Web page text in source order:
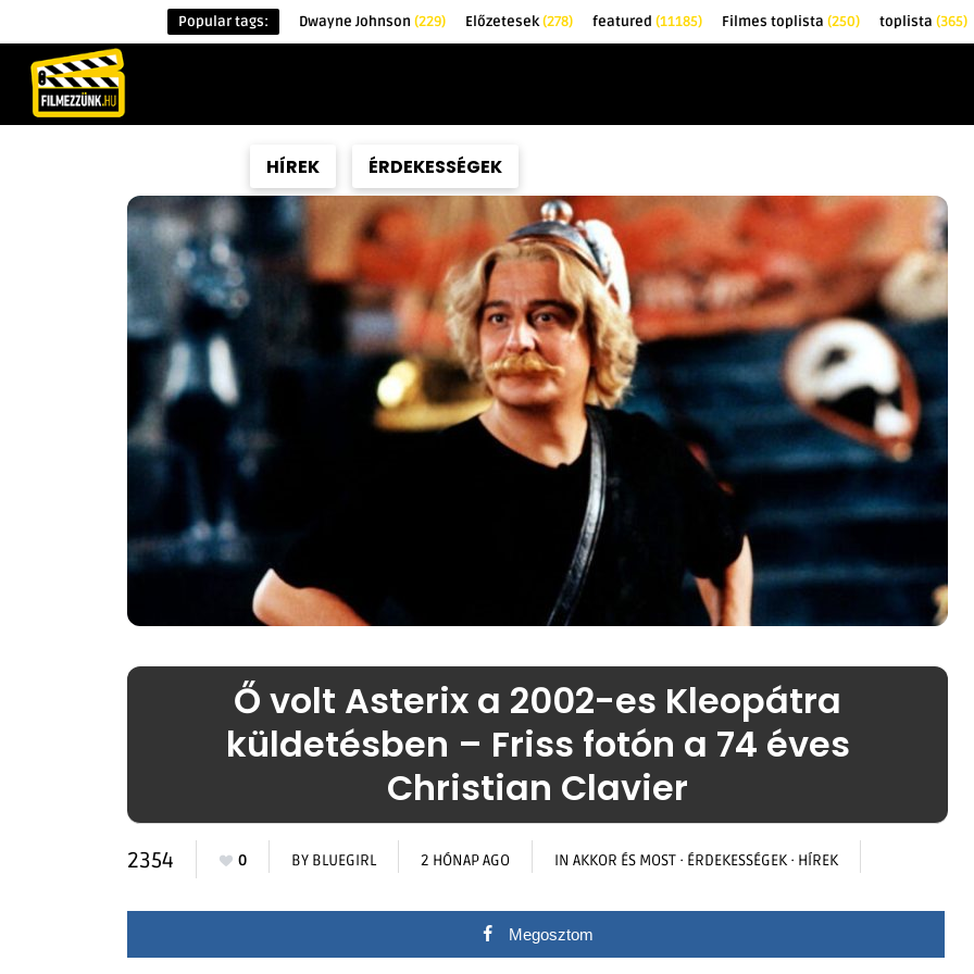
Popular tags: Dwayne Johnson (229) Előzetesek(278) featured (11185) Filmes toplista (250) toplista (365)
HÍREK ÉRDEKESSÉGEK
Ő volt Asterix a 2002-es Kleopátra
küldetésben – Friss fotón a 74 éves
Christian Clavier
2354 0 BY BLUEGIRL 2 HÓNAP AGO IN AKKOR ÉS MOST · ÉRDEKESSÉGEK · HÍREK
Megosztom